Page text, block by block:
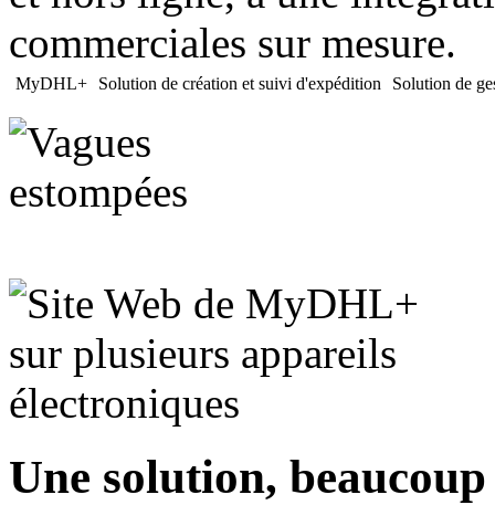
commerciales sur mesure.
MyDHL+ Solution de création et suivi d'expédition Solution de
Une solution,